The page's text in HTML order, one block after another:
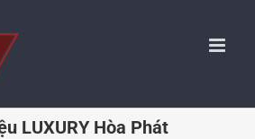
LUXURY Hòa Phát